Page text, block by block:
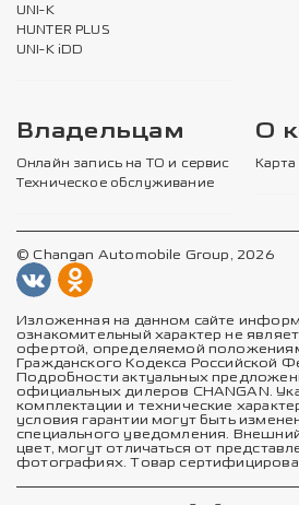
UNI-K
HUNTER PLUS
UNI-K iDD
Владельцам
Онлайн запись на ТО и сервис
Техническое обслуживание
О
Карта
© Changan Automobile Group, 2026
Изложенная на данном сайте
ознакомительный характер не
офертой, определяемой
Гражданского Кодекса Российской
Подробности актуальных
официальных дилеров CHANGAN.
комплектации и технические
условия гарантии могут быть
специального уведомления.
цвет, могут отличаться от
фотографиях. Товар